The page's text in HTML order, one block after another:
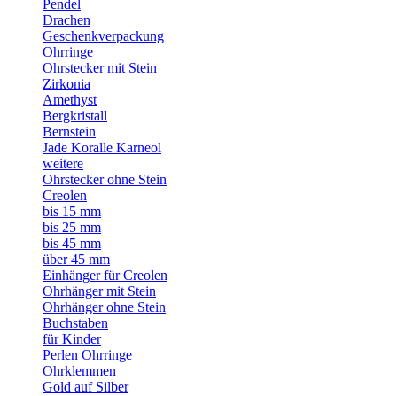
Pendel
Drachen
Geschenkverpackung
Ohrringe
Ohrstecker mit Stein
Zirkonia
Amethyst
Bergkristall
Bernstein
Jade Koralle Karneol
weitere
Ohrstecker ohne Stein
Creolen
bis 15 mm
bis 25 mm
bis 45 mm
über 45 mm
Einhänger für Creolen
Ohrhänger mit Stein
Ohrhänger ohne Stein
Buchstaben
für Kinder
Perlen Ohrringe
Ohrklemmen
Gold auf Silber